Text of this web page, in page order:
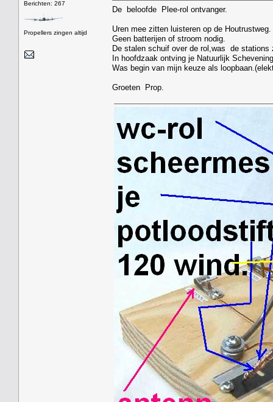
Berichten: 267
Propellers zingen altijd
De beloofde Plee-rol ontvanger.
Uren mee zitten luisteren op de Houtrustweg.
Geen batterijen of stroom nodig.
De stalen schuif over de rol,was de stations
In hoofdzaak ontving je Natuurlijk
Was begin van mijn keuze als
Groeten Prop.